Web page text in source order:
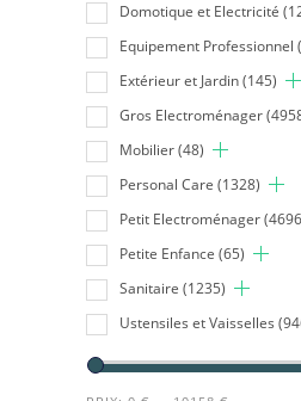
Domotique et Electricité
Equipement Professionnel
Extérieur et Jardin(145)
Gros Electroménager
Mobilier(48)
Personal Care (1328)
Petit Electroménager
Petite Enfance (65)
Sanitaire (1235)
Ustensiles et Vaisselles